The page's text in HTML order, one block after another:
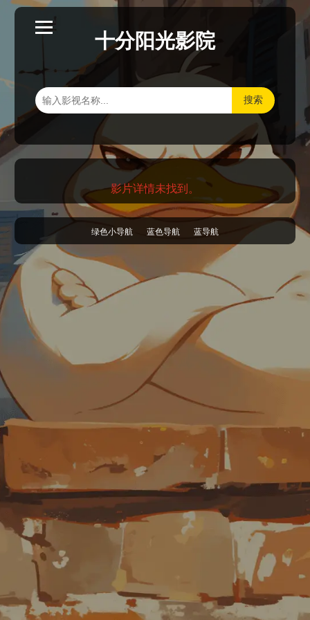
十分阳光影院
搜索
影片详情未找到。
绿色小导航 蓝色导航 蓝导航